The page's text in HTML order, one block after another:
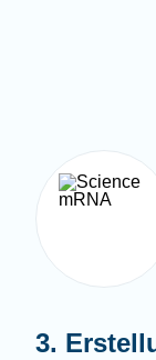
3.